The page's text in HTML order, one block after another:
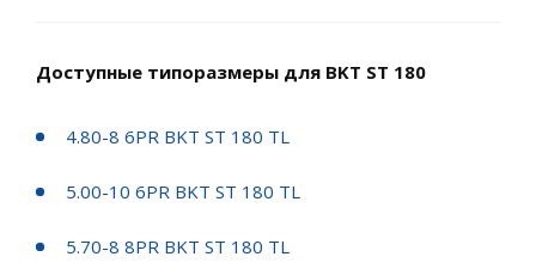
Доступные типоразмеры для BKT ST 180
4.80-8 6PR BKT ST 180 TL
5.00-10 6PR BKT ST 180 TL
5.70-8 8PR BKT ST 180 TL